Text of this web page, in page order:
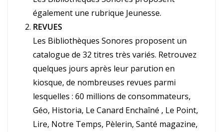
également une rubrique Jeunesse.
REVUES
Les Bibliothèques Sonores proposent un
catalogue de 32 titres très variés. Retrouvez
quelques jours après leur parution en
kiosque, de nombreuses revues parmi
lesquelles : 60 millions de consommateurs,
Géo, Historia, Le Canard Enchaîné , Le Point,
Lire, Notre Temps, Pèlerin, Santé magazine,